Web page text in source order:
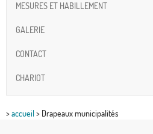
MESURES ET HABILLEMENT
GALERIE
CONTACT
CHARIOT
>accueil> Drapeaux municipalités